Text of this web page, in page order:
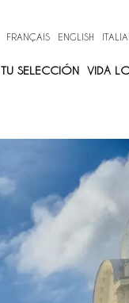
FRANÇAIS ENGLISH
TU SELECCIÓN VIDA